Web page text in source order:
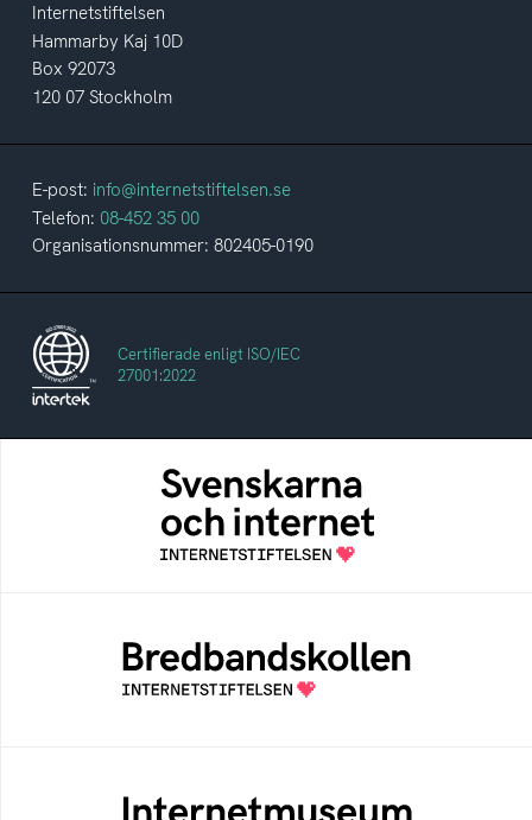
Internetstiftelsen
Hammarby Kaj 10D
Box 92073
120 07 Stockholm
E-post: info@internetstiftelsen.se
Telefon: 08-452 35 00
Organisationsnummer: 802405-0190
Certifierade enligt ISO/IEC
27001:2022
Svenskarna och internet
En årlig studie av svenska folkets
internetvanor
Bredbandskollen är ett oberoende
konsumentverktyg som drivs av
Internetstiftelsen